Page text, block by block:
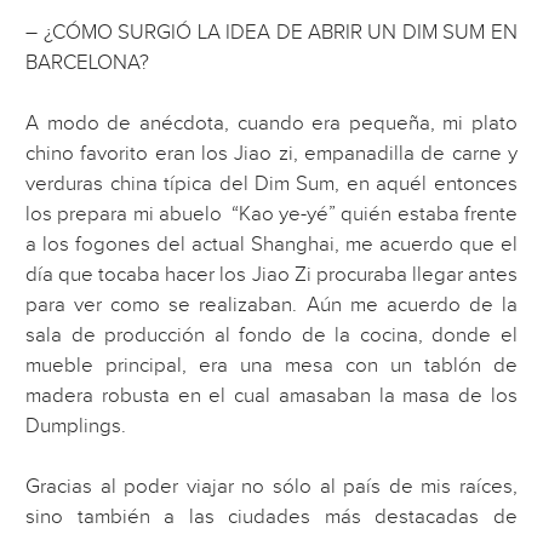
– ¿CÓMO SURGIÓ LA IDEA DE ABRIR UN DIM SUM EN
BARCELONA?
A modo de anécdota, cuando era pequeña, mi plato
chino favorito eran los Jiao zi, empanadilla de carne y
verduras china típica del Dim Sum, en aquél entonces
los prepara mi abuelo “Kao ye-yé” quién estaba frente
a los fogones del actual Shanghai, me acuerdo que el
día que tocaba hacer los Jiao Zi procuraba llegar antes
para ver como se realizaban. Aún me acuerdo de la
sala de producción al fondo de la cocina, donde el
mueble principal, era una mesa con un tablón de
madera robusta en el cual amasaban la masa de los
Dumplings.
Gracias al poder viajar no sólo al país de mis raíces,
sino también a las ciudades más destacadas de